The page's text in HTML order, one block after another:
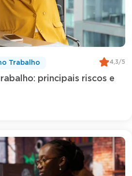
principais riscos e
Trabalho 4,3/5